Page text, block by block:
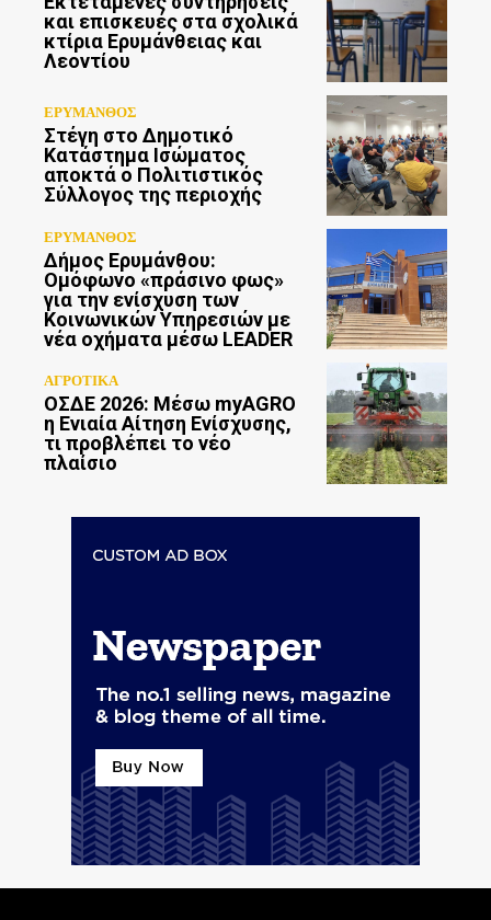
και επισκευές στα σχολικά
κτίρια Ερυμάνθειας και
Λεοντίου
ΕΡΥΜΑΝΘΟΣ
Στέγη στο Δημοτικό
Κατάστημα Ισώματος
αποκτά ο Πολιτιστικός
Σύλλογος της περιοχής
ΕΡΥΜΑΝΘΟΣ
Δήμος Ερυμάνθου:
Ομόφωνο «πράσινο φως»
για την ενίσχυση των
Κοινωνικών Υπηρεσιών με
νέα οχήματα μέσω LEADER
ΑΓΡΟΤΙΚΑ
ΟΣΔΕ 2026: Μέσω myAGRO
η Ενιαία Αίτηση Ενίσχυσης,
τι προβλέπει το νέο
πλαίσιο